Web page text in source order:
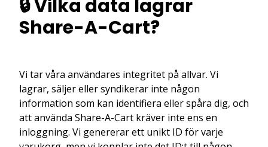
🔒 Vilka data lagrar
Share-A-Cart?
Vi tar våra användares integritet på allvar. Vi
lagrar, säljer eller syndikerar inte någon
information som kan identifiera eller spåra dig, och
att använda Share-A-Cart kräver inte ens en
inloggning. Vi genererar ett unikt ID för varje